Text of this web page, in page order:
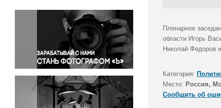
Окружающая среда
Политика
Правосудие
Происшествия и конфликты
Религия
Светская жизнь
Спорт
Экология
Пленарное
области Игорь
Николай Федоров
Категория:
Место: Россия,
Сообщить об